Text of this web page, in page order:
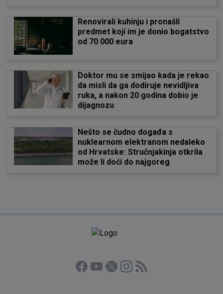
Renovirali kuhinju i pronašli
predmet koji im je donio bogatstvo
od 70 000 eura
Doktor mu se smijao kada je rekao
da misli da ga dodiruje nevidljiva
ruka, a nakon 20 godina dobio je
dijagnozu
Nešto se čudno događa s
nuklearnom elektranom nedaleko
od Hrvatske: Stručnjakinja otkrila
može li doći do najgoreg